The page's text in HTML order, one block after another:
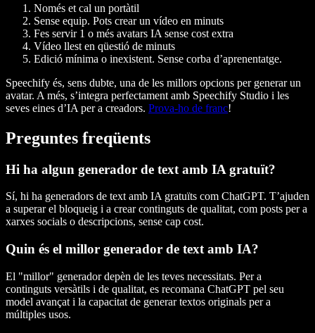
Només et cal un portàtil
Sense equip. Pots crear un vídeo en minuts
Fes servir 1 o més avatars IA sense cost extra
Vídeo llest en qüestió de minuts
Edició mínima o inexistent. Sense corba d’aprenentatge.
Speechify és, sens dubte, una de les millors opcions per generar un
avatar. A més, s’integra perfectament amb Speechify Studio i les
seves eines d’IA per a creadors. Prova-ho de franc!
Preguntes freqüents
Hi ha algun generador de text amb IA gratuït?
Sí, hi ha generadors de text amb IA gratuïts com ChatGPT. T’ajuden
a superar el bloqueig i a crear continguts de qualitat, com posts per a
xarxes socials o descripcions, sense cap cost.
Quin és el millor generador de text amb IA?
El "millor" generador depèn de les teves necessitats. Per a
continguts versàtils i de qualitat, es recomana ChatGPT pel seu
model avançat i la capacitat de generar textos originals per a
múltiples usos.